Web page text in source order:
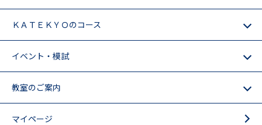
ＫＡＴＥＫＹＯのコース
イベント・模試
教室のご案内
マイページ